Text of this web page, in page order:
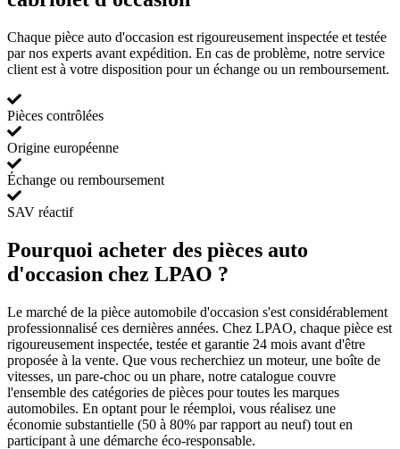
Chaque pièce auto d'occasion est rigoureusement inspectée et testée
par nos experts avant expédition. En cas de problème, notre service
client est à votre disposition pour un échange ou un remboursement.
Pièces contrôlées
Origine européenne
Échange ou remboursement
SAV réactif
Pourquoi acheter des pièces auto
d'occasion chez LPAO ?
Le marché de la pièce automobile d'occasion s'est considérablement
professionnalisé ces dernières années. Chez LPAO, chaque pièce est
rigoureusement inspectée, testée et garantie 24 mois avant d'être
proposée à la vente. Que vous recherchiez un moteur, une boîte de
vitesses, un pare-choc ou un phare, notre catalogue couvre
l'ensemble des catégories de pièces pour toutes les marques
automobiles. En optant pour le réemploi, vous réalisez une
économie substantielle (50 à 80% par rapport au neuf) tout en
participant à une démarche éco-responsable.